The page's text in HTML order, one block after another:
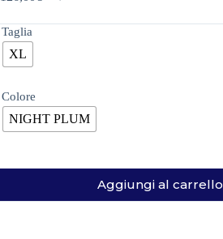
Taglia
XL
Colore
NIGHT PLUM
Aggiungi al carrello